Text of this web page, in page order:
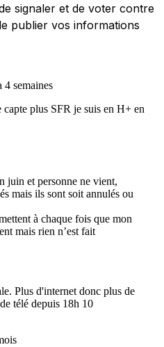
signaler et de voter contre
publier vos informations